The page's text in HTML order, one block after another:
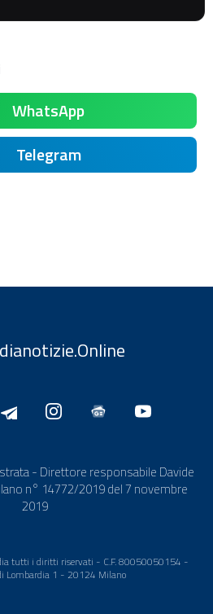
WhatsApp
Telegram
- Direttore responsabile Davide
n° 14772/2019 del 7 novembre
2019
tutti i diritti riservati - C.F. 80050050154 -
Lombardia 1 - 20124 Milano